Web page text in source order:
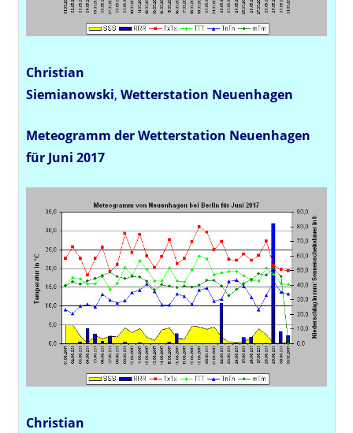
Christian
Siemianowski,Wetterstation Neuenhagen
Meteogramm der Wetterstation Neuenhagen
für Juni 2017
Christian